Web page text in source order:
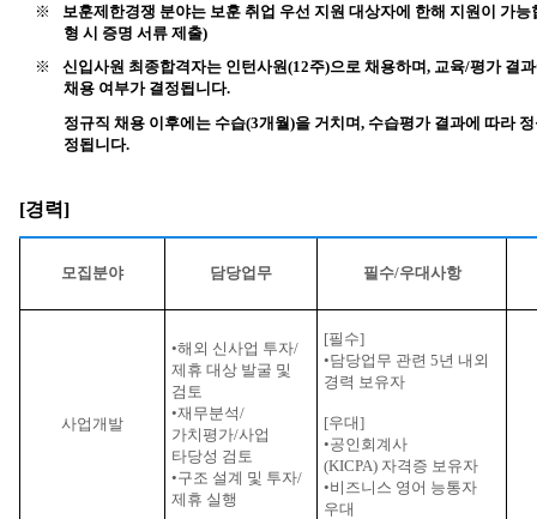
※
보훈제한경쟁 분야는 보훈 취업 우선 지원 대상자에 한해 지원이 가능
형 시 증명 서류 제출)
※ 신입사원 최종합격자는 인턴사원(12주)으로 채용하며 , 교육/평가 결
채용 여부가 결정됩니다.
정규직 채용 이후에는 수습(3개월)을 거치며 , 수습평가 결과에 따라
정됩니다.
[경력]
모집분야 담당업무 필수/우대사항
사업개발
•해외 신사업 투자/
제휴 대상 발굴 및
검토
•재무분석/
가치평가/사업
타당성 검토
•구조 설계 및 투자/
제휴 실행
[필수]
•담당업무 관련5년 내외
경력 보유자
[우대]
•공인회계사
(KICPA) 자격증 보유자
•비즈니스 영어 능통자
우대